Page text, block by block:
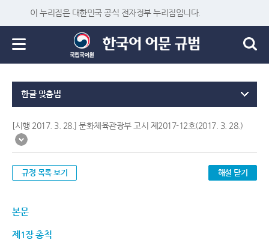
이 누리집은 대한민국 공식 전자정부 누리집입니다.
한글 맞춤법
[시행 2017. 3. 28.] 문화체육관광부 고시 제2017-12호(2017. 3. 28.)
규정 목록 보기 해설 닫기
본문
제1장 총칙